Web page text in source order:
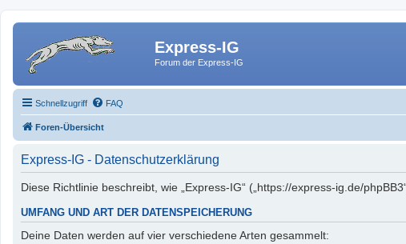
Express-IG
Forum der Express-IG
Schnellzugriff FAQ
Foren-Übersicht
Express-IG - Datenschutzerklärung
Diese Richtlinie beschreibt, wie „Express-IG“ („https://express-ig.de/
UMFANG UND ART DER DATENSPEICHERUNG
Deine Daten werden auf vier verschiedene Arten gesammelt: